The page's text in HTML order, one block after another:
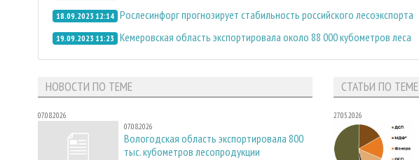
18.09.2023 12:14 Рослесинфорг прогнозирует стабильность российского лесоэкспорта
19.09.2023 11:23 Кемеровская область экспортировала около 88 000 кубометров леса
НОВОСТИ ПО ТЕМЕ
07.08.2026
07.08.2026
Вологодская область экспортировала 800
тыс. кубометров лесопродукции
СТАТЬИ ПО ТЕМЕ
27.05.2026